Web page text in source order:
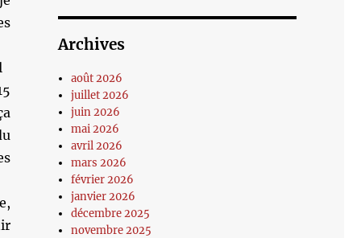
Archives
août 2026
juillet 2026
juin 2026
mai 2026
avril 2026
mars 2026
février 2026
janvier 2026
décembre 2025
novembre 2025